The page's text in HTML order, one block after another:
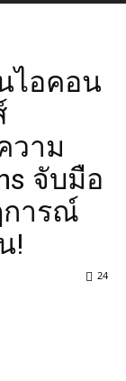
ไอคอน
วาม
จับมือ
การณ์
!
24